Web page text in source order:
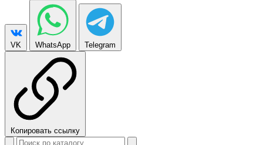
VK WhatsApp Telegram
Копировать ссылку